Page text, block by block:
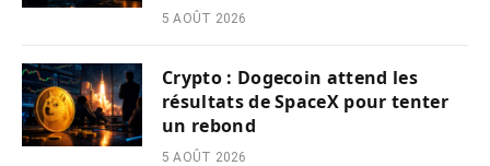
5 AOÛT 2026
Crypto : Dogecoin attend les
résultats de SpaceX pour tenter
un rebond
5 AOÛT 2026